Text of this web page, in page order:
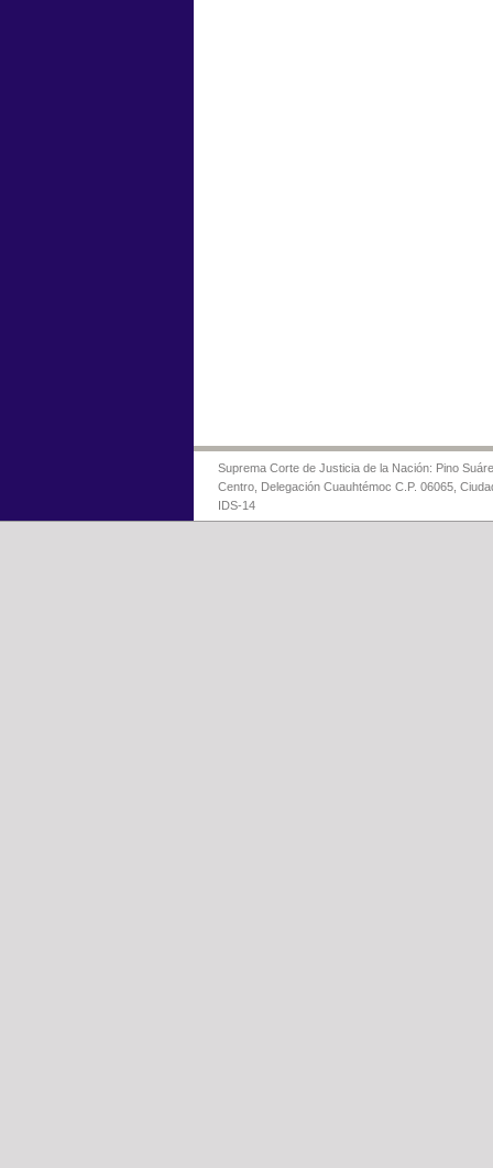
Suprema Corte de Justicia de la Nación: Pino
Centro, Delegación Cuauhtémoc C.P. 06065,
IDS-14